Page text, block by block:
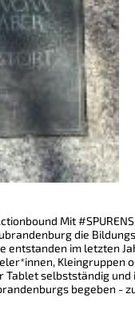
Mit
die
entstanden im letzten
Kleingruppen
Tablet selbstständig
begeben -